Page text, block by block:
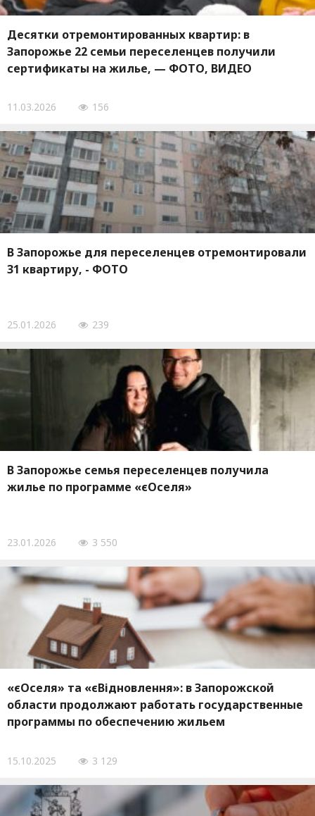
Десятки отремонтированных квартир: в
Запорожье 22 семьи переселенцев получили
сертификаты на жилье, — ФОТО, ВИДЕО
11.03.2026 156
В Запорожье для переселенцев отремонтировали
31 квартиру, - ФОТО
25.01.2026 239
В Запорожье семья переселенцев получила
жилье по программе «єОселя»
23.01.2026 3 550
«єОселя» та «єВідновлення»: в Запорожской
области продолжают работать государственные
программы по обеспечению жильем
15.10.2025 3 129